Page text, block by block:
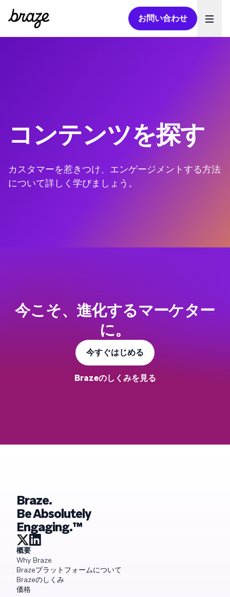
お問い合わせ
コンテンツを探す
カスタマーを惹きつけ、エンゲージメントする方法
について詳しく学びましょう。
今こそ、進化するマーケター
に。
今すぐはじめる
Brazeのしくみを見る
Braze.
Be Absolutely
Engaging.™
概要
Why Braze
Brazeプラットフォームについて
Brazeのしくみ
価格